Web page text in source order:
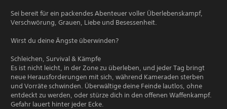
Sei bereit für ein packendes Abenteuer voller Überlebenskampf,
Verschwörung, Grauen, Liebe und Besessenheit.
Wirst du deine Ängste überwinden?
Schleichen, Survival & Kämpfe
Es ist nicht leicht, in der Zone zu überleben, und jeder Tag bringt
neue Herausforderungen mit sich, während Kameraden sterben
und Vorräte schwinden. Überwältige deine Feinde lautlos, ohne
entdeckt zu werden, oder stürze dich in den offenen Waffenkampf.
Gefahr lauert hinter jeder Ecke.